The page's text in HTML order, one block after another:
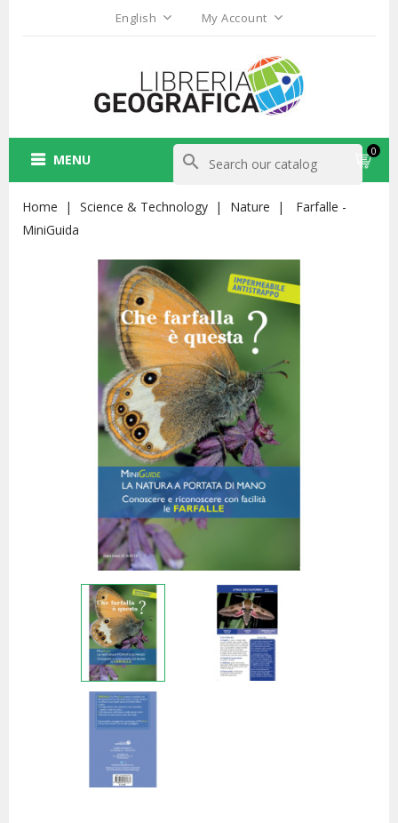
English My Account
0
MENU search
Home Science & Technology Nature
Farfalle -
MiniGuida